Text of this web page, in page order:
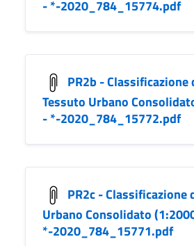
- *-2020_784_15774.pdf
PR2b - Classificazione
Tessuto Urbano
- *-2020_784_15772.pdf
PR2c - Classificazione
Urbano Consolidato
*-2020_784_15771.pdf